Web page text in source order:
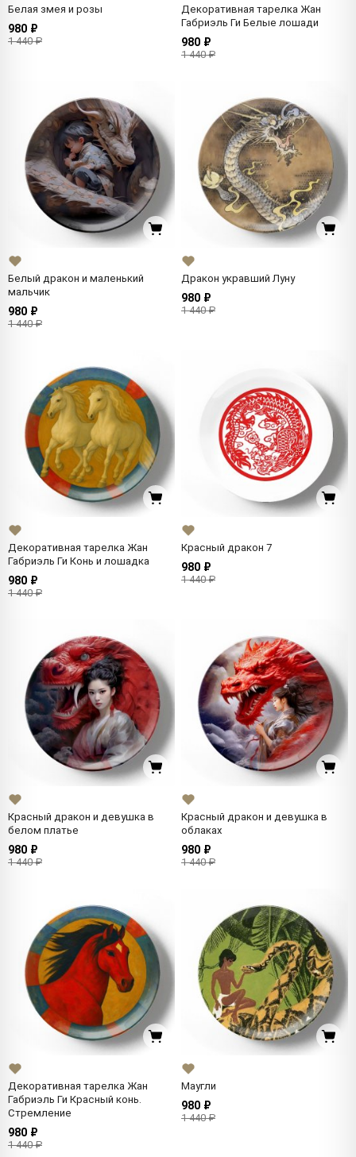
Белая змея и розы
980 ₽
1 440 ₽
Декоративная тарелка Жан
Габриэль Ги Белые лошади
980 ₽
1 440 ₽
Белый дракон и маленький
мальчик
980 ₽
1 440 ₽
Дракон укравший Луну
980 ₽
1 440 ₽
Декоративная тарелка Жан
Габриэль Ги Конь и лошадка
980 ₽
1 440 ₽
Красный дракон 7
980 ₽
1 440 ₽
Красный дракон и девушка в
белом платье
980 ₽
1 440 ₽
Красный дракон и девушка в
облаках
980 ₽
1 440 ₽
Декоративная тарелка Жан
Габриэль Ги Красный конь.
Стремление
980 ₽
1 440 ₽
Маугли
980 ₽
1 440 ₽